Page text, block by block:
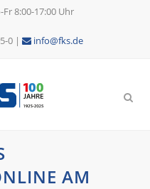
Fr 8:00-17:00 Uhr
0 | info@fks.de
AM